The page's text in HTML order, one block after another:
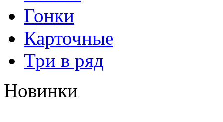
Гонки
Карточные
Три в ряд
Новинки